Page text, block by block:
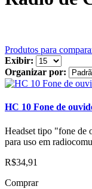
Produtos para
Exibir:
Organizar por:
HC 10 Fone de
Headset tipo "fone de
para uso em
R$34,91
Comprar